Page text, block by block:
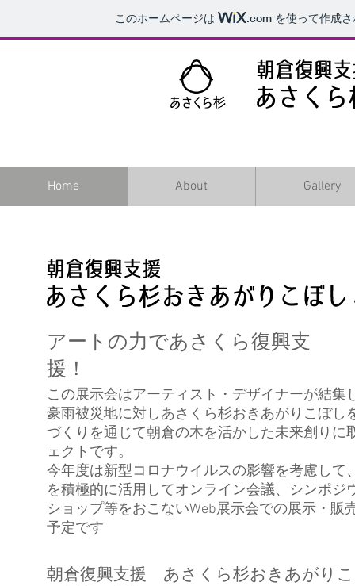
このホームページは .com を使って作成
Home About Gallery
この展示会はアーティスト・デザイナーが結集
豪雨被災地に対しあさくら杉おきあがりこぼし
づくりを通じて朝倉の木を活かした未来創りに
ェクトです。
今年度は新型コロナウイルスの影響を考慮して
を積極的に活用してオンライン会議、シンポジ
ショップ等をおこないWeb展示会での展示・販
予定です
朝倉復興支援 あさくら杉おきあがりこ
​アートの力であさくら復興支
援！